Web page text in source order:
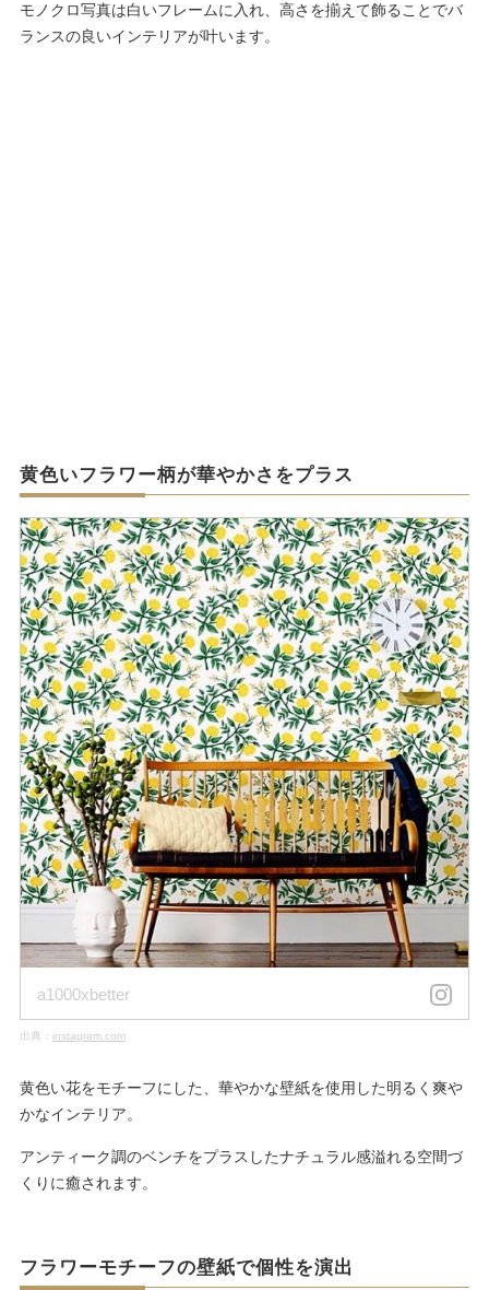
モノクロ写真は白いフレームに入れ、高さを揃えて飾ることでバ
ランスの良いインテリアが叶います。
黄色いフラワー柄が華やかさをプラス
a1000xbetter
出典： instagram.com
黄色い花をモチーフにした、華やかな壁紙を使用した明るく爽や
かなインテリア。
アンティーク調のベンチをプラスしたナチュラル感溢れる空間づ
くりに癒されます。
フラワーモチーフの壁紙で個性を演出